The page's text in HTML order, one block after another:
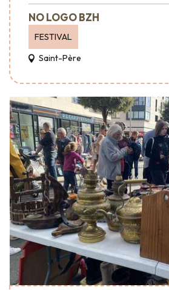
NO LOGO BZH
FESTIVAL
Saint-Père